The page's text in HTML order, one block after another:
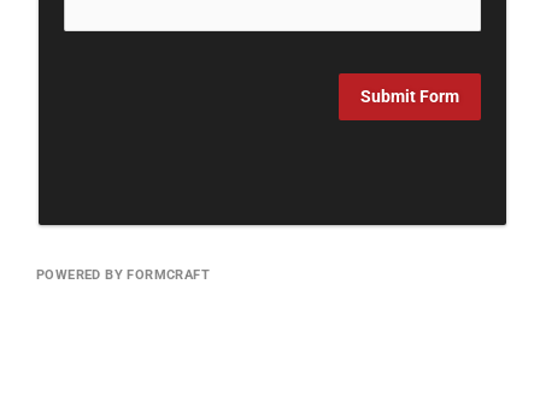
Submit Form
POWERED BY FORMCRAFT